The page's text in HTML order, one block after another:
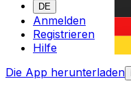
DE
Anmelden
Registrieren
Hilfe
Die App herunterladen